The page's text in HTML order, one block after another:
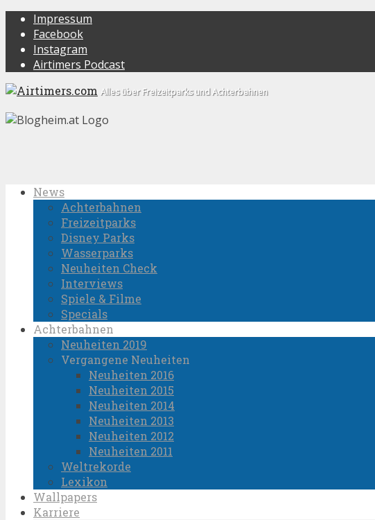
Impressum
Facebook
Instagram
Airtimers Podcast
Alles über Freizeitparks und Achterbahnen
News
Achterbahnen
Freizeitparks
Disney Parks
Wasserparks
Neuheiten Check
Interviews
Spiele & Filme
Specials
Achterbahnen
Neuheiten 2019
Vergangene Neuheiten
Neuheiten 2016
Neuheiten 2015
Neuheiten 2014
Neuheiten 2013
Neuheiten 2012
Neuheiten 2011
Weltrekorde
Lexikon
Wallpapers
Karriere